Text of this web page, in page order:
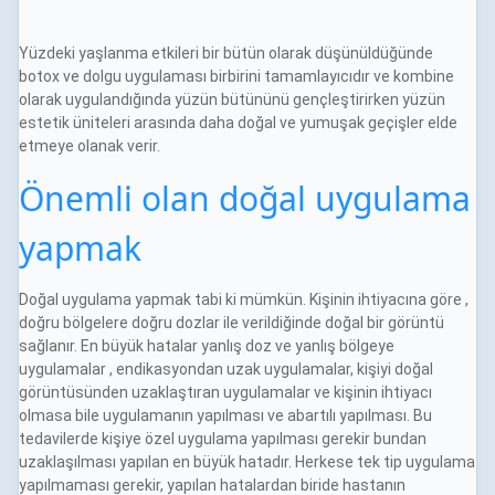
Yüzdeki yaşlanma etkileri bir bütün olarak düşünüldüğünde
botox ve dolgu uygulaması birbirini tamamlayıcıdır ve kombine
olarak uygulandığında yüzün bütününü gençleştirirken yüzün
estetik üniteleri arasında daha doğal ve yumuşak geçişler elde
etmeye olanak verir.
Önemli olan doğal uygulama
yapmak
Doğal uygulama yapmak tabi ki mümkün. Kişinin ihtiyacına göre ,
doğru bölgelere doğru dozlar ile verildiğinde doğal bir görüntü
sağlanır. En büyük hatalar yanlış doz ve yanlış bölgeye
uygulamalar , endikasyondan uzak uygulamalar, kişiyi doğal
görüntüsünden uzaklaştıran uygulamalar ve kişinin ihtiyacı
olmasa bile uygulamanın yapılması ve abartılı yapılması. Bu
tedavilerde kişiye özel uygulama yapılması gerekir bundan
uzaklaşılması yapılan en büyük hatadır. Herkese tek tip uygulama
yapılmaması gerekir, yapılan hatalardan biride hastanın